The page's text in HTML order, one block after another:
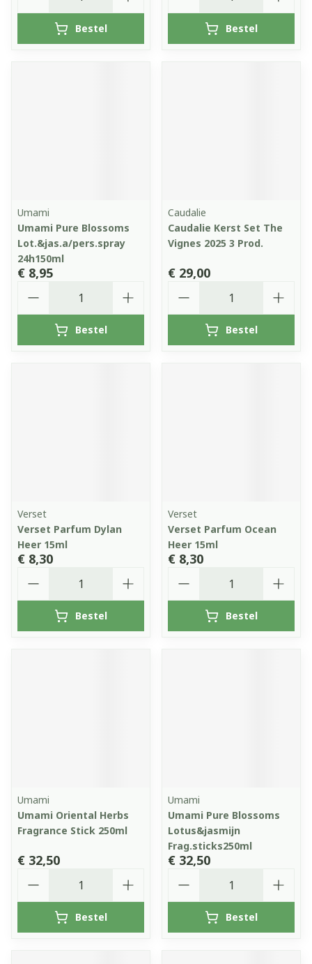
Bestel Bestel
Umami
Umami Pure Blossoms
Lot.&jas.a/pers.spray
24h150ml
€ 8,95
Bestel
Caudalie
Caudalie Kerst Set The
Vignes 2025 3 Prod.
€ 29,00
Bestel
Verset
Verset Parfum Dylan
Heer 15ml
€ 8,30
Bestel
Verset
Verset Parfum Ocean
Heer 15ml
€ 8,30
Bestel
Umami
Umami Oriental Herbs
Fragrance Stick 250ml
€ 32,50
Bestel
Umami
Umami Pure Blossoms
Lotus&jasmijn
Frag.sticks250ml
€ 32,50
Bestel